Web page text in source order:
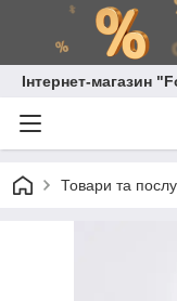
Інтернет-магазин
Товари та